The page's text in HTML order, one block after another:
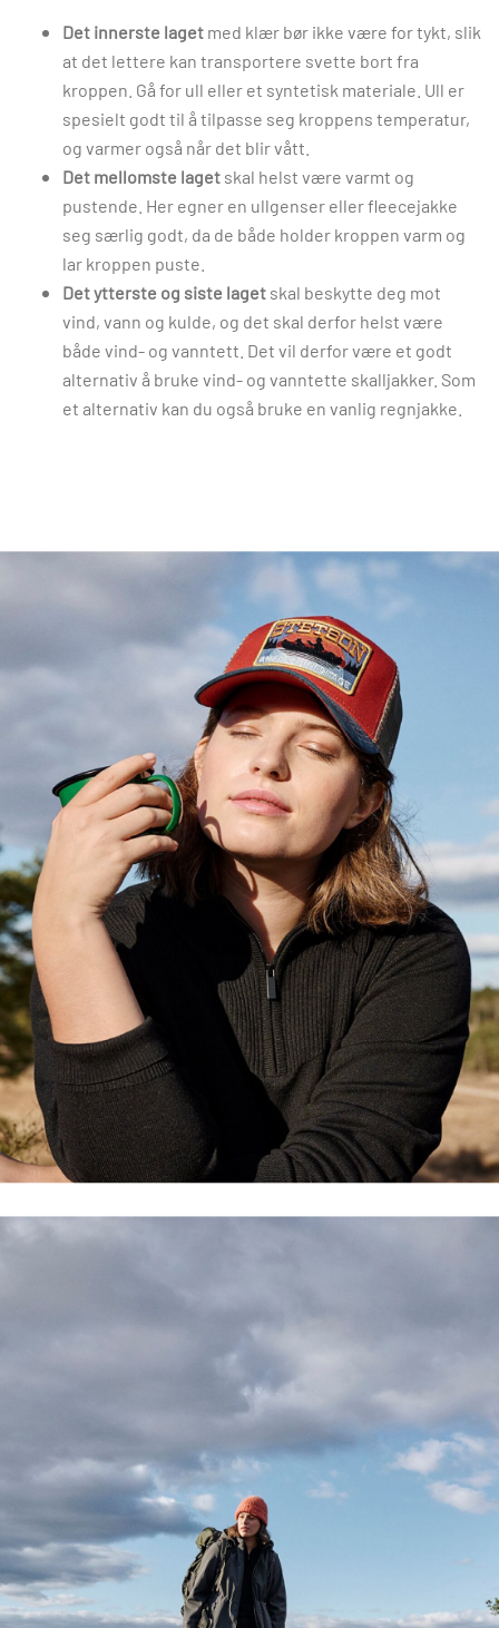
Det innerste laget med klær bør ikke være for tykt, slik
at det lettere kan transportere svette bort fra
kroppen. Gå for ull eller et syntetisk materiale. Ull er
spesielt godt til å tilpasse seg kroppens temperatur,
og varmer også når det blir vått.
Det mellomste laget skal helst være varmt og
pustende. Her egner en ullgenser eller fleecejakke
seg særlig godt, da de både holder kroppen varm og
lar kroppen puste.
Det ytterste og siste laget skal beskytte deg mot
vind, vann og kulde, og det skal derfor helst være
både vind- og vanntett. Det vil derfor være et godt
alternativ å bruke vind- og vanntette skalljakker. Som
et alternativ kan du også bruke en vanlig regnjakke.